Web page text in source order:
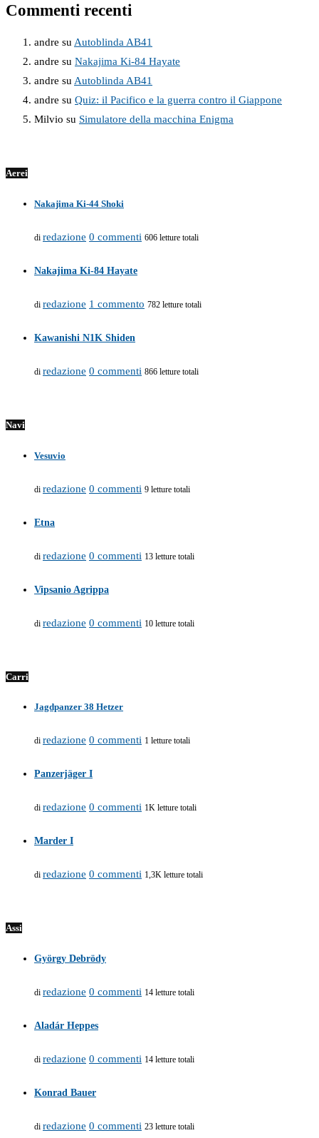
Commenti recenti
andre su Autoblinda AB41
andre su Nakajima Ki-84 Hayate
andre su Autoblinda AB41
andre su Quiz: il Pacifico e la guerra contro il Giappone
Milvio su Simulatore della macchina Enigma
Aerei
Nakajima Ki-44 Shoki
di redazione 0 commenti 606 letture totali
Nakajima Ki-84 Hayate
di redazione 1 commento 782 letture totali
Kawanishi N1K Shiden
di redazione 0 commenti 866 letture totali
Navi
Vesuvio
di redazione 0 commenti 9 letture totali
Etna
di redazione 0 commenti 13 letture totali
Vipsanio Agrippa
di redazione 0 commenti 10 letture totali
Carri
Jagdpanzer 38 Hetzer
di redazione 0 commenti 1 letture totali
Panzerjäger I
di redazione 0 commenti 1K letture totali
Marder I
di redazione 0 commenti 1,3K letture totali
Assi
György Debrödy
di redazione 0 commenti 14 letture totali
Aladár Heppes
di redazione 0 commenti 14 letture totali
Konrad Bauer
di redazione 0 commenti 23 letture totali